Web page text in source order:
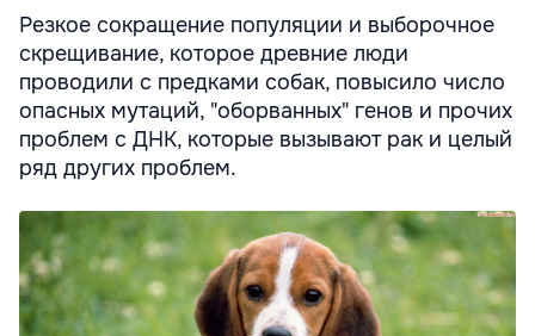
Резкое сокращение популяции и выборочное
скрещивание, которое древние люди
проводили с предками собак, повысило число
опасных мутаций, "оборванных" генов и прочих
проблем с ДНК, которые вызывают рак и целый
ряд других проблем.